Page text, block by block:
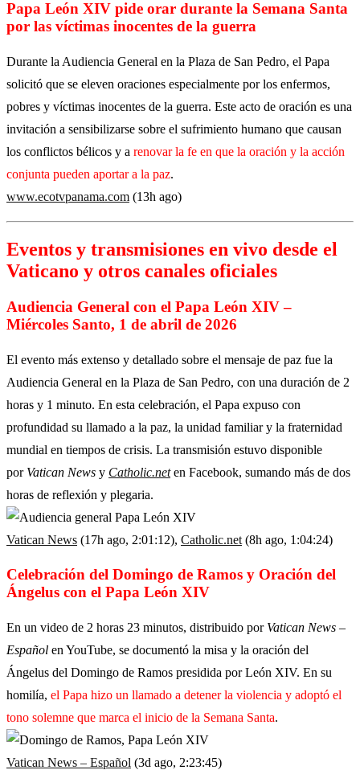
Papa León XIV pide orar durante la Semana Santa
por las víctimas inocentes de la guerra
Durante la Audiencia General en la Plaza de San Pedro, el Papa
solicitó que se eleven oraciones especialmente por los enfermos,
pobres y víctimas inocentes de la guerra. Este acto de oración es una
invitación a sensibilizarse sobre el sufrimiento humano que causan
los conflictos bélicos y a renovar la fe en que la oración y la acción
conjunta pueden aportar a la paz.
www.ecotvpanama.com (13h ago)
Eventos y transmisiones en vivo desde el
Vaticano y otros canales oficiales
Audiencia General con el Papa León XIV –
Miércoles Santo, 1 de abril de 2026
El evento más extenso y detallado sobre el mensaje de paz fue la
Audiencia General en la Plaza de San Pedro, con una duración de 2
horas y 1 minuto. En esta celebración, el Papa expuso con
profundidad su llamado a la paz, la unidad familiar y la fraternidad
mundial en tiempos de crisis. La transmisión estuvo disponible
por Vatican News y Catholic.neten Facebook, sumando más de dos
horas de reflexión y plegaria.
Vatican News (17h ago, 2:01:12), Catholic.net (8h ago, 1:04:24)
Celebración del Domingo de Ramos y Oración del
Ángelus con el Papa León XIV
En un video de 2 horas 23 minutos, distribuido por Vatican News –
Español en YouTube, se documentó la misa y la oración del
Ángelus del Domingo de Ramos presidida por León XIV. En su
homilía, el Papa hizo un llamado a detener la violencia y adoptó el
tono solemne que marca el inicio de la Semana Santa.
Vatican News – Español (3d ago, 2:23:45)